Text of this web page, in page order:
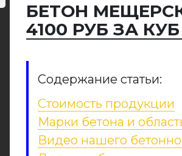
БЕТОН
4100 РУБ ЗА КУБ
Содержание статьи:
Стоимость продукции
Марки бетона и
Видео нашего